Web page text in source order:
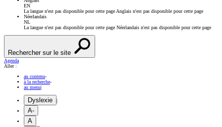
EN
La langue n'est pas disponible pour cette page Anglais n'est pas disponible pour cette page
Néerlandais
NL
La langue n'est pas disponible pour cette page Néerlandais n'est pas disponible pour cette page
Rechercher sur le site
Agenda
Aller :
au contenu-
à la recherche-
au menu|
Dyslexie |
A-
A